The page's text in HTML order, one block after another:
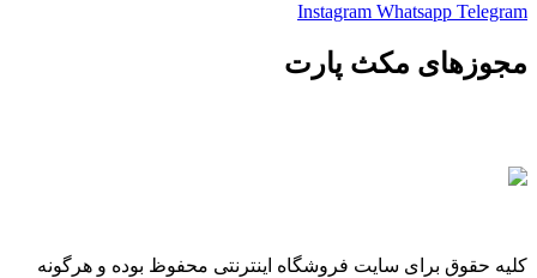
Instagram Whatsapp Telegram
مجوزهای مکث پارت
کلیه حقوق برای سایت فروشگاه اینترنتی محفوظ بوده و هرگونه